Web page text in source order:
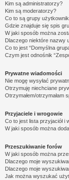
Kim są administratorzy?
Kim są moderatorzy?
Co to są grupy
Gdzie znajduje się spis
W jaki sposób można
Dlaczego niektóre nazwy
Co to jest “Domyślna
Czym jest odnośnik
Prywatne wiadomości
Nie mogę wysyłać
Otrzymuję niechciane
Otrzymałem/otrzymałam
Przyjaciele i wrogowie
Co to jest lista przyjaciół i
W jaki sposób można
Przeszukiwanie forów
W jaki sposób można
Dlaczego moje
Dlaczego moje
Jak można wyszukać